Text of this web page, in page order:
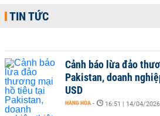
TIN TỨC
Cảnh báo lừa đảo
Pakistan, doanh
USD
HÀNG HÓA - 16:51 | 14/04/2026